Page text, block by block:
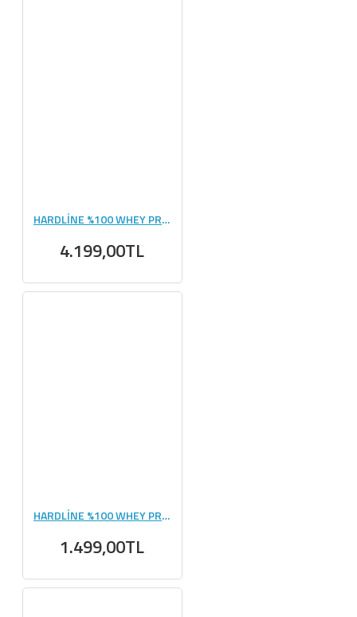
HARDLİNE %100 WHEY PROTEİN 1600 GR
4.199,00TL
HARDLİNE %100 WHEY PROTEİN 400 GR
1.499,00TL